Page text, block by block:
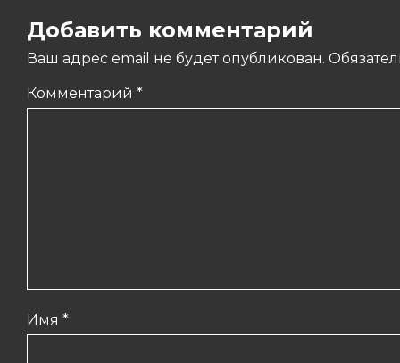
Добавить комментарий
Ваш адрес email не будет опубликован.
Комментарий *
Имя *